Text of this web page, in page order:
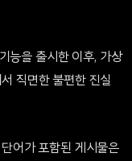
능을 출시한 이후, 가상
직면한 불편한 진실
어가 포함된 게시물은